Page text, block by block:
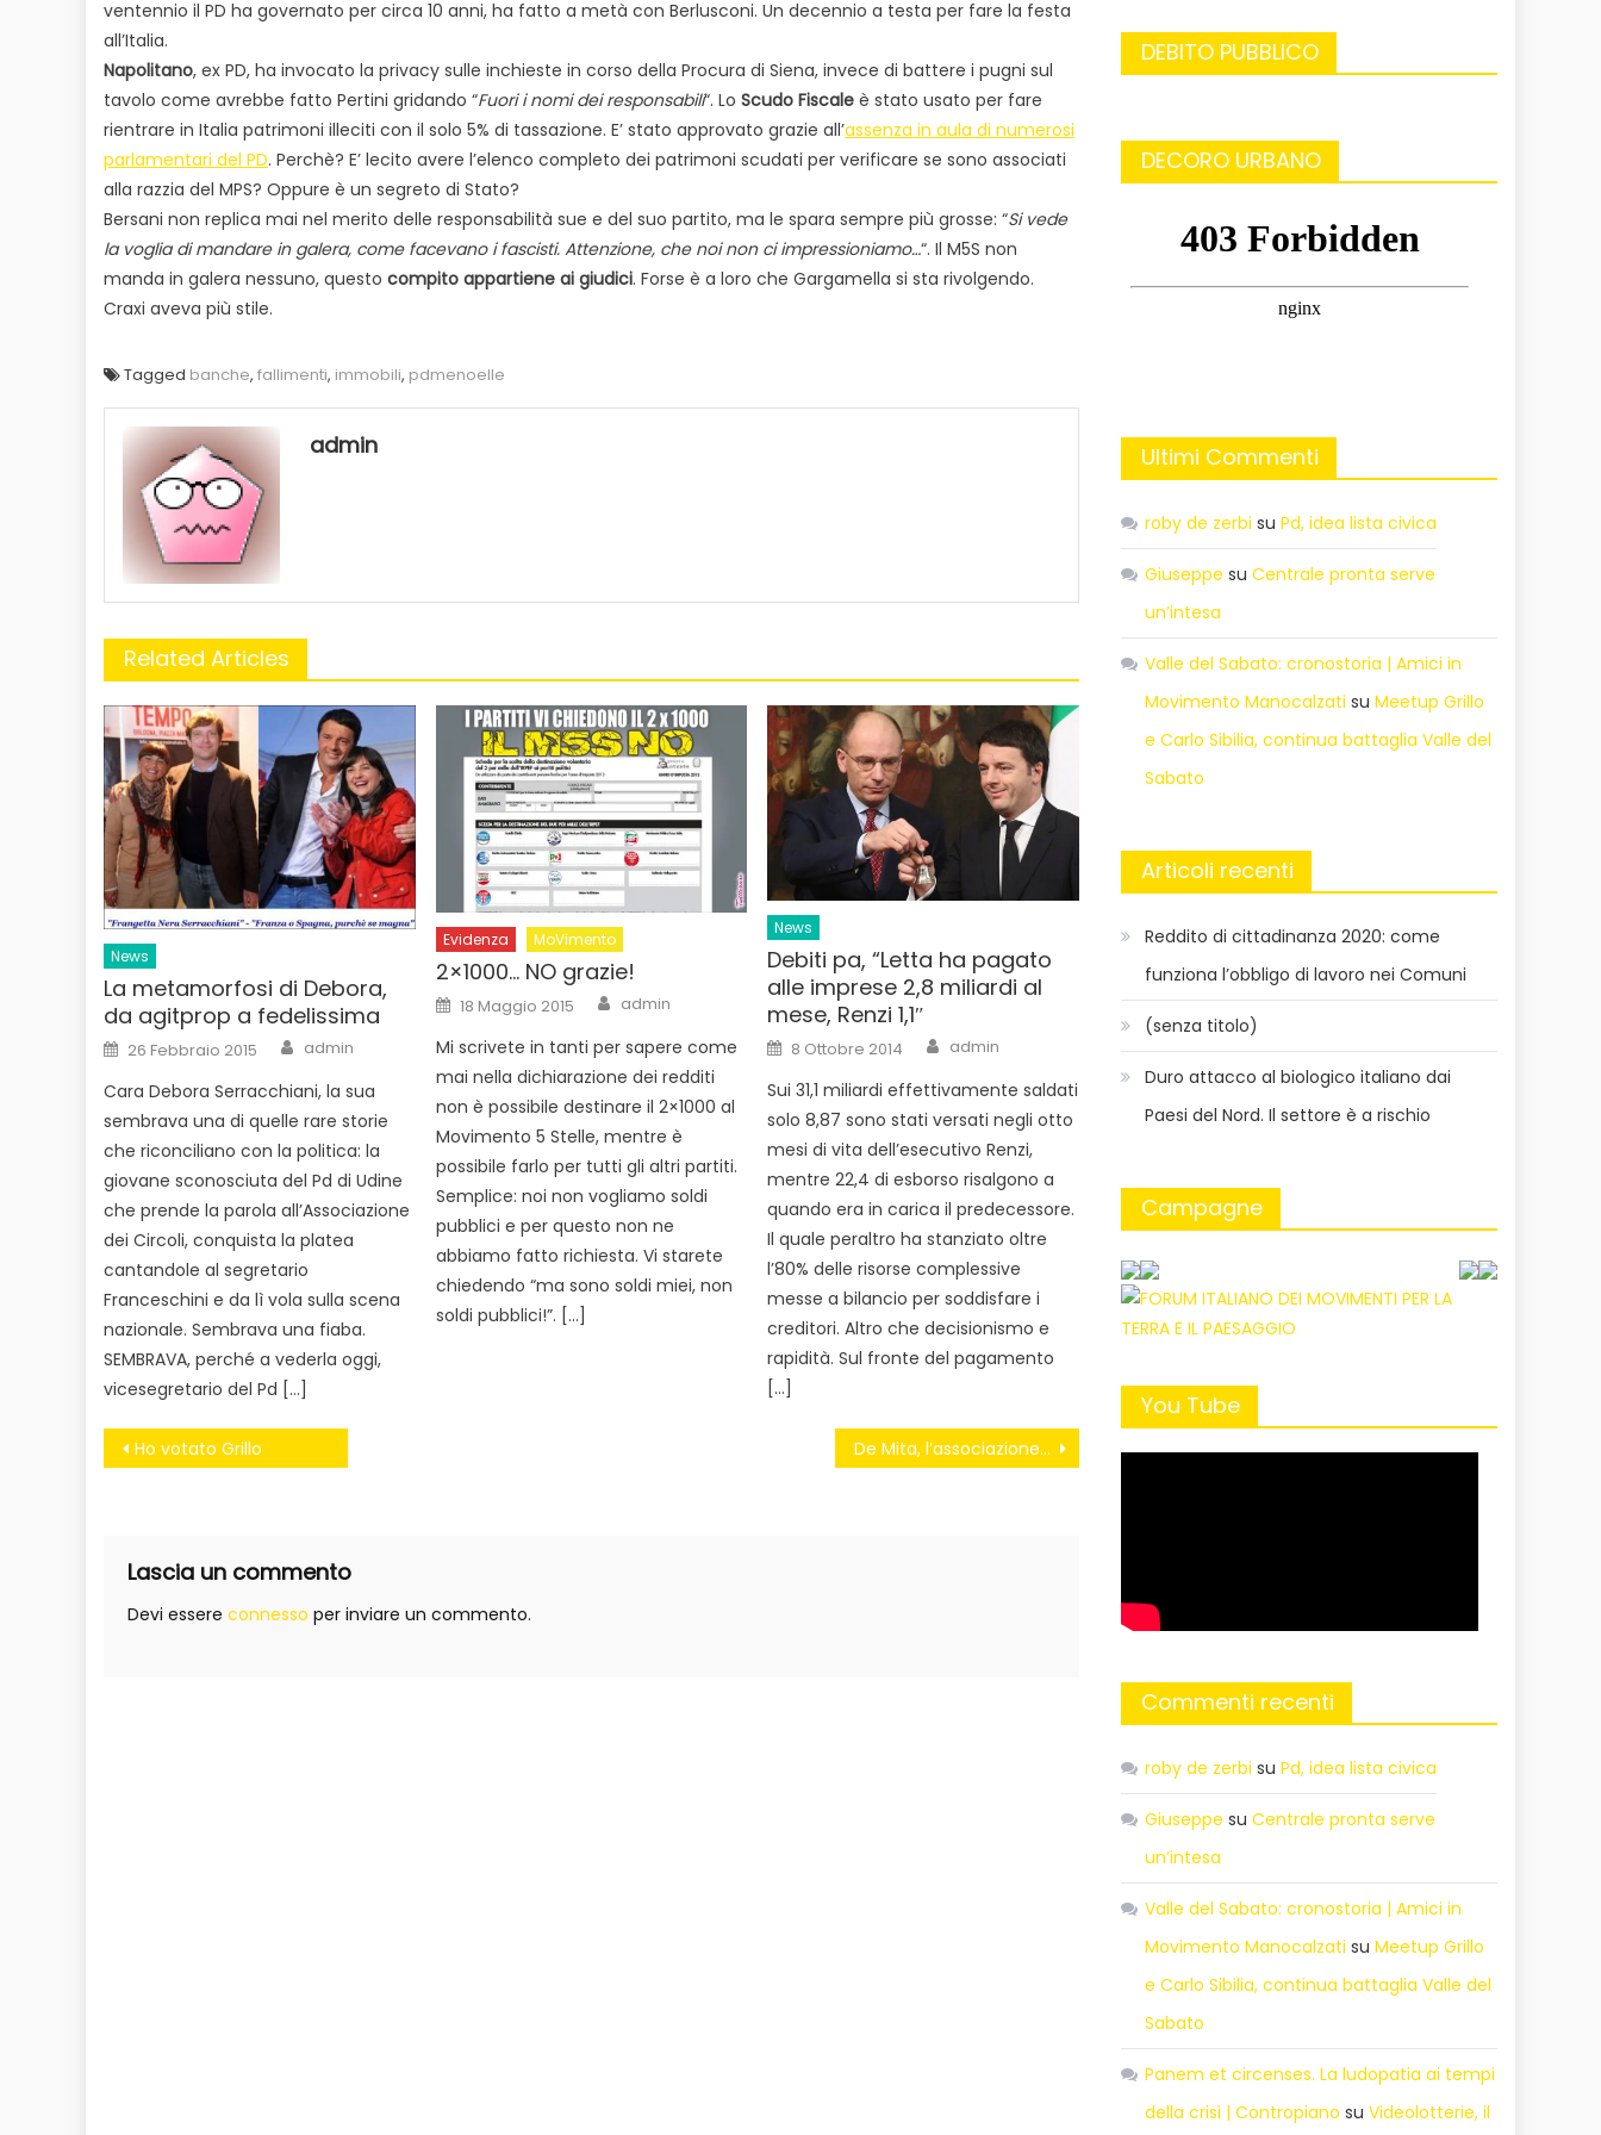
ventennio il PD ha governato per circa 10 anni, ha fatto a metà con Berlusconi. Un decennio a testa per fare la festa
all’Italia.
Napolitano, ex PD, ha invocato la privacy sulle inchieste in corso della Procura di Siena, invece di battere i pugni sul
tavolo come avrebbe fatto Pertini gridando “Fuori i nomi dei responsabili“. Lo Scudo Fiscale è stato usato per fare
rientrare in Italia patrimoni illeciti con il solo 5% di tassazione. E’ stato approvato grazie all’assenza in aula di numerosi
parlamentari del PD. Perchè? E’ lecito avere l’elenco completo dei patrimoni scudati per verificare se sono associati
alla razzia del MPS? Oppure è un segreto di Stato?
Bersani non replica mai nel merito delle responsabilità sue e del suo partito, ma le spara sempre più grosse: “Si vede
la voglia di mandare in galera, come facevano i fascisti. Attenzione, che noi non ci impressioniamo…“. Il M5S non
manda in galera nessuno, questo compito appartiene ai giudici. Forse è a loro che Gargamella si sta rivolgendo.
Craxi aveva più stile.
Tagged banche, fallimenti, immobili, pdmenoelle
admin
Related Articles
News
La metamorfosi di Debora,
da agitprop a fedelissima
Posted
on
26 Febbraio 2015 Author
admin
Cara Debora Serracchiani, la sua
sembrava una di quelle rare storie
che riconciliano con la politica: la
giovane sconosciuta del Pd di Udine
che prende la parola all’Associazione
dei Circoli, conquista la platea
cantandole al segretario
Franceschini e da lì vola sulla scena
nazionale. Sembrava una fiaba.
SEMBRAVA, perché a vederla oggi,
vicesegretario del Pd […]
Evidenza MoVimento
2×1000… NO grazie!
Posted
on
18 Maggio 2015 Author
admin
Mi scrivete in tanti per sapere come
mai nella dichiarazione dei redditi
non è possibile destinare il 2×1000 al
Movimento 5 Stelle, mentre è
possibile farlo per tutti gli altri partiti.
Semplice: noi non vogliamo soldi
pubblici e per questo non ne
abbiamo fatto richiesta. Vi starete
chiedendo “ma sono soldi miei, non
soldi pubblici!”. […]
News
Debiti pa, “Letta ha pagato
alle imprese 2,8 miliardi al
mese, Renzi 1,1″
Posted
on
8 Ottobre 2014 Author
admin
Sui 31,1 miliardi effettivamente saldati
solo 8,87 sono stati versati negli otto
mesi di vita dell’esecutivo Renzi,
mentre 22,4 di esborso risalgono a
quando era in carica il predecessore.
Il quale peraltro ha stanziato oltre
l’80% delle risorse complessive
messe a bilancio per soddisfare i
creditori. Altro che decisionismo e
rapidità. Sul fronte del pagamento
[…]
Navigazione
Ho votato Grillo De Mita, l’associazione della moglie per i disabili. Ma loro sono esclusi
Lascia un commento
Devi essere connesso per inviare un commento.
DEBITO PUBBLICO
DECORO URBANO
Ultimi Commenti
roby de zerbi suPd, idea lista civica
Giuseppe suCentrale pronta serve
un’intesa
Valle del Sabato: cronostoria | Amici in
Movimento Manocalzati suMeetup Grillo
e Carlo Sibilia, continua battaglia Valle del
Sabato
Articoli recenti
Reddito di cittadinanza 2020: come
funziona l’obbligo di lavoro nei Comuni
(senza titolo)
Duro attacco al biologico italiano dai
Paesi del Nord. Il settore è a rischio
Campagne
You Tube
Commenti recenti
roby de zerbi suPd, idea lista civica
Giuseppe suCentrale pronta serve
un’intesa
Valle del Sabato: cronostoria | Amici in
Movimento Manocalzati suMeetup Grillo
e Carlo Sibilia, continua battaglia Valle del
Sabato
Panem et circenses. La ludopatia ai tempi
della crisi | Contropiano suVideolotterie, il